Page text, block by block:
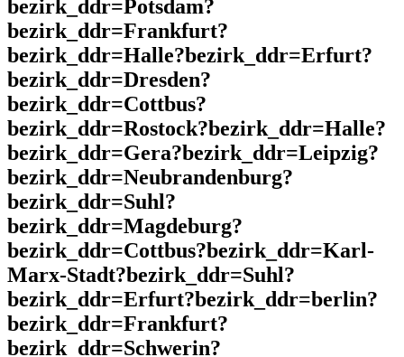
bezirk_ddr=Potsdam?
bezirk_ddr=Frankfurt?
bezirk_ddr=Halle?bezirk_ddr=Erfurt?
bezirk_ddr=Dresden?
bezirk_ddr=Cottbus?
bezirk_ddr=Rostock?bezirk_ddr=Halle?
bezirk_ddr=Gera?bezirk_ddr=Leipzig?
bezirk_ddr=Neubrandenburg?
bezirk_ddr=Suhl?
bezirk_ddr=Magdeburg?
bezirk_ddr=Cottbus?bezirk_ddr=Karl-
Marx-Stadt?bezirk_ddr=Suhl?
bezirk_ddr=Erfurt?bezirk_ddr=berlin?
bezirk_ddr=Frankfurt?
bezirk_ddr=Schwerin?